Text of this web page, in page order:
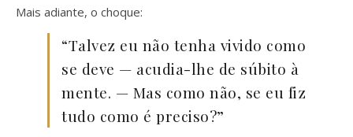
Mais adiante, o choque:
“Talvez eu não tenha vivido como
se deve — acudia-lhe de súbito à
mente. — Mas como não, se eu fiz
tudo como é preciso?”